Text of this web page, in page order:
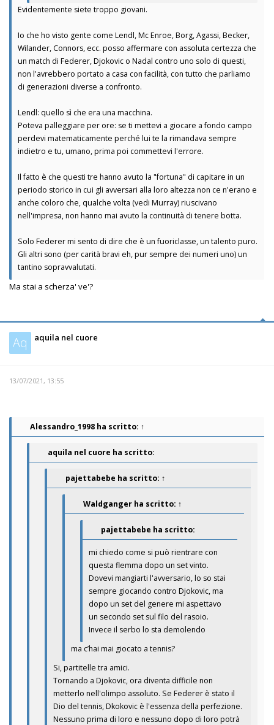
Evidentemente siete troppo giovani.
Io che ho visto gente come Lendl, Mc Enroe, Borg, Agassi, Becker,
Wilander, Connors, ecc. posso affermare con assoluta certezza che
un match di Federer, Djokovic o Nadal contro uno solo di questi,
non l'avrebbero portato a casa con facilità, con tutto che parliamo
di generazioni diverse a confronto.
Lendl: quello sì che era una macchina.
Poteva palleggiare per ore: se ti mettevi a giocare a fondo campo
perdevi matematicamente perché lui te la rimandava sempre
indietro e tu, umano, prima poi commettevi l'errore.
Il fatto è che questi tre hanno avuto la "fortuna" di capitare in un
periodo storico in cui gli avversari alla loro altezza non ce n'erano e
anche coloro che, qualche volta (vedi Murray) riuscivano
nell'impresa, non hanno mai avuto la continuità di tenere botta.
Solo Federer mi sento di dire che è un fuoriclasse, un talento puro.
Gli altri sono (per carità bravi eh, pur sempre dei numeri uno) un
tantino sopravvalutati.
Ma stai a scherza' ve'?
Aq aquila nel cuore
13/07/2021, 13:55
Alessandro_1998 ha scritto: ↑
aquila nel cuore ha scritto:
pajettabebe ha scritto: ↑
Waldganger ha scritto: ↑
pajettabebe ha scritto:
mi chiedo come si può rientrare con
questa flemma dopo un set vinto.
Dovevi mangiarti l'avversario, lo so stai
sempre giocando contro Djokovic, ma
dopo un set del genere mi aspettavo
un secondo set sul filo del rasoio.
Invece il serbo lo sta demolendo
ma c’hai mai giocato a tennis?
Si, partitelle tra amici.
Tornando a Djokovic, ora diventa difficile non
metterlo nell'olimpo assoluto. Se Federer è stato il
Dio del tennis, Dkokovic è l'essenza della perfezione.
Nessuno prima di loro e nessuno dopo di loro potrà